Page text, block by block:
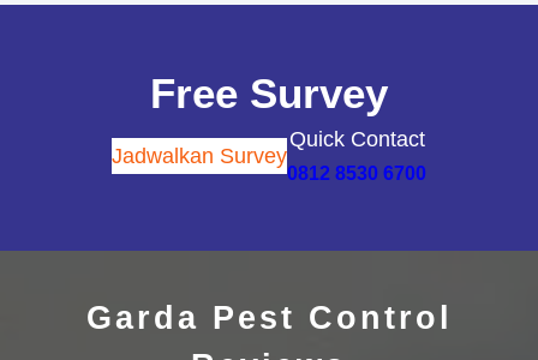
Free Survey
Jadwalkan Survey
Quick Contact
0812 8530 6700
Garda Pest Control